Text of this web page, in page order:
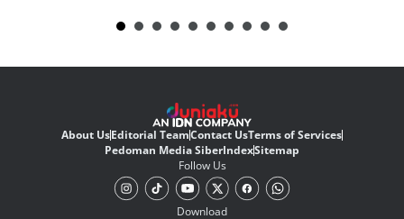
About UsEditorial TeamContact UsTerms of Services
Pedoman Media SiberIndexSitemap
Follow Us
Download